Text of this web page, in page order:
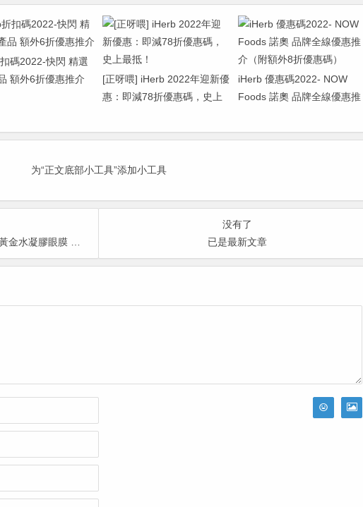
碼2022-快閃 精選
額外6折優惠推介
[正呀喂] iHerb 2022年迎新優
惠：即減78折優惠碼，史上
iHerb 優惠碼2022- NOW
Foods 諾奧 品牌全線優惠推
为“正文底部小工具”添加小工具
10.60 原價￥73 1.5折
没有了
已是最新文章